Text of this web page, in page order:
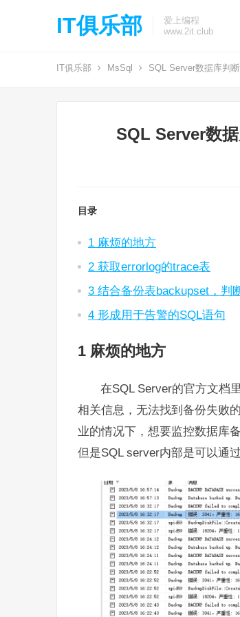
IT俱乐部
爱上编程
www.2it.club
IT俱乐部 MsSql SQL Server数据库判
SQL Server数
目录
1 麻烦的地方
2 获取errorlog的trace表
3 结合备份表backupset，判
4 形成用于告警的SQL语句
1 麻烦的地方
在SQL Server的官方文档
相关信息，无法找到备份失败
业的情况下，想要监控数据库
但是SQL server内部是可以通